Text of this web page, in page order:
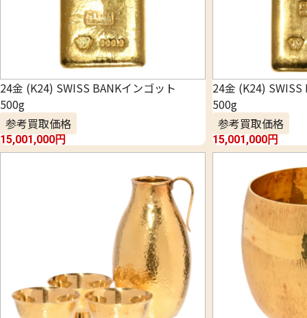
24金 (K24) SWISS BANKインゴット
500g
参考買取価格
15,001,000円
24金 (K24)
500g
参考買取価格
15,001,000円